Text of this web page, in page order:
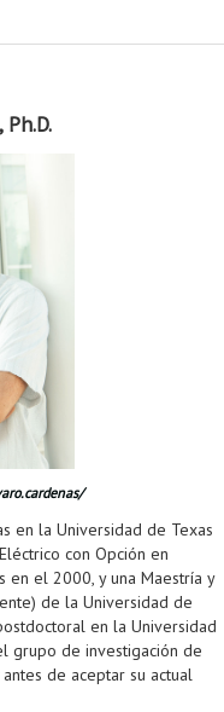
en la Universidad de Texas
con Opción en
en el 2000, y una Maestría y
de la Universidad de
en la Universidad
grupo de investigación de
de aceptar su actual